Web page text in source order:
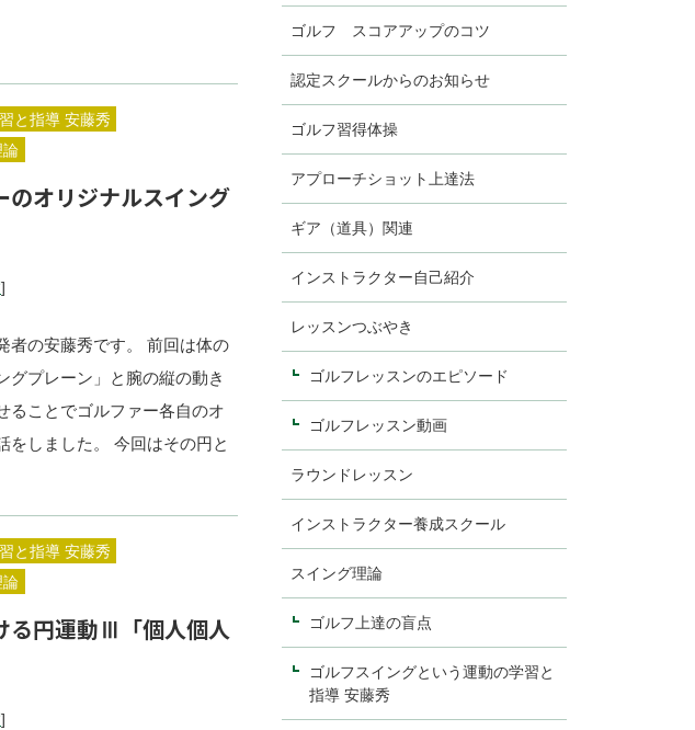
と指導 安藤秀
論
オリジナルスイング
]
者の安藤秀です。 前回は体の
グプレーン」と腕の縦の動き
ることでゴルファー各自のオ
をしました。 今回はその円と
と指導 安藤秀
論
円運動Ⅲ「個人個人
]
ゴルフ スコアアップのコツ
認定スクールからのお知らせ
ゴルフ習得体操
アプローチショット上達法
ギア（道具）関連
インストラクター自己紹介
レッスンつぶやき
ゴルフレッスンのエピソード
ゴルフレッスン動画
ラウンドレッスン
インストラクター養成スクール
スイング理論
ゴルフ上達の盲点
ゴルフスイングという運動の学習と
指導 安藤秀